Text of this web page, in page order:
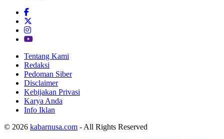
Tentang Kami
Redaksi
Pedoman Siber
Disclaimer
Kebijakan Privasi
Karya Anda
Info Iklan
© 2026 kabarnusa.com - All Rights Reserved